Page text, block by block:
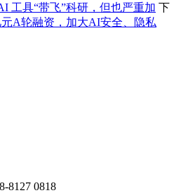
工具“带飞”科研，但也严重加 下
A轮融资，加大AI安全、隐私
8127 0818